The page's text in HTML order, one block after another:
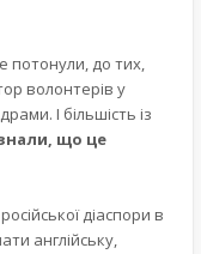
потонули, до тих,
волонтерів у
І більшість із
що це
діаспори в
англійську,